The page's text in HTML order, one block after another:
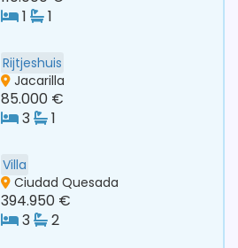
1
1
Rijtjeshuis
Jacarilla
85.000 €
3
1
Villa
Ciudad Quesada
394.950 €
3
2